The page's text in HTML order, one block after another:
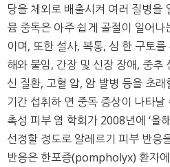
당을 체외로 배출시켜 여러 질병을
뮴 중독은 아주 쉽게 골절이 일어나
이며, 또한 설사, 복통, 심 한 구토
해와 불임, 간장 및 신장 장애, 중추
신 질환, 고혈 압, 암 발병 등을 초
기간 섭취하 면 중독 증상이 나타날
촉성 피부 염 학회가 2008년에 ‘올
선정할 정도로 알레르기 피부 반응
반응은 한포증(pompholyx) 환자